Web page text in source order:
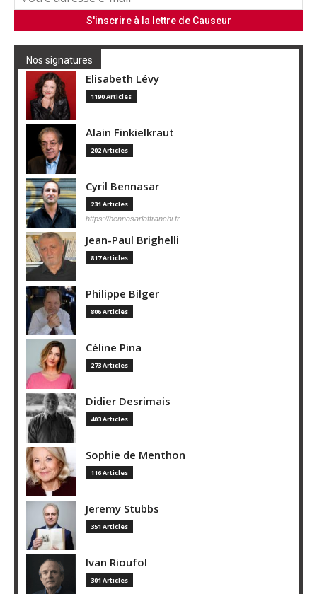
Nos signatures
Elisabeth Lévy
1190 Articles
Alain Finkielkraut
202 Articles
Cyril Bennasar
231 Articles
https://bennasarlaffranchi.fr
Jean-Paul Brighelli
817 Articles
Philippe Bilger
806 Articles
Céline Pina
273 Articles
Didier Desrimais
403 Articles
Sophie de Menthon
116 Articles
Jeremy Stubbs
351 Articles
Ivan Rioufol
301 Articles